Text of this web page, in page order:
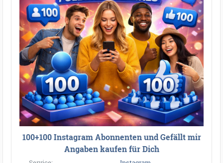
100+100 Instagram Abonnenten und Gefällt mir
Angaben kaufen für Dich